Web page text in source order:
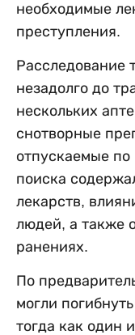
необходимые
преступления.
Расследование
незадолго до
нескольких
снотворные
отпускаемые
поиска
лекарств,
людей, а также
ранениях.
По
могли
тогда как один